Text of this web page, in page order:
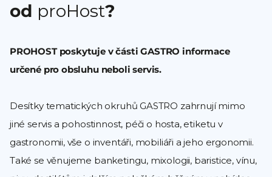
od proHost?
PROHOST poskytuje v části GASTRO informace
určené pro obsluhu neboli servis.
Desítky tematických okruhů GASTRO zahrnují mimo
jiné servis a pohostinnost, péči o hosta, etiketu v
gastronomii, vše o inventáři, mobiliáři a jeho ergonomii.
Také se věnujeme banketingu, mixologii, baristice, vínu,